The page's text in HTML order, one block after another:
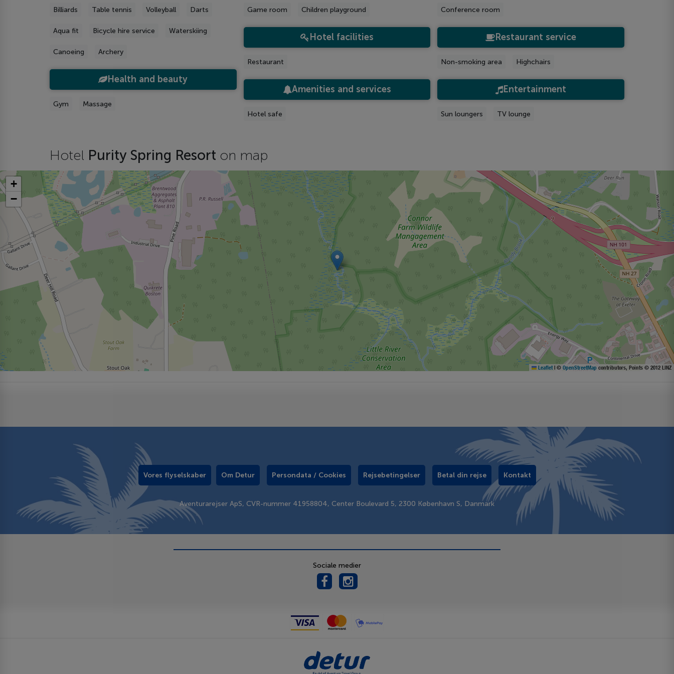
Billiards Table tennis Volleyball Darts
Aqua fit Bicycle hire service Waterskiing
Canoeing Archery
Health and beauty
Gym Massage
Game room Children playground
Hotel facilities
Restaurant
Amenities and services
Hotel safe
Conference room
Restaurant service
Non-smoking area Highchairs
Entertainment
Sun loungers TV lounge
Hotel Purity Spring Resort on map
+
−
Leaflet | © OpenStreetMap contributors, Points © 2012 LINZ
Vores flyselskaber Om Detur Persondata / Cookies Rejsebetingelser Betal din rejse Kontakt
Aventurarejser ApS, CVR-nummer 41958804, Center Boulevard 5, 2300 København S, Danmark
Sociale medier